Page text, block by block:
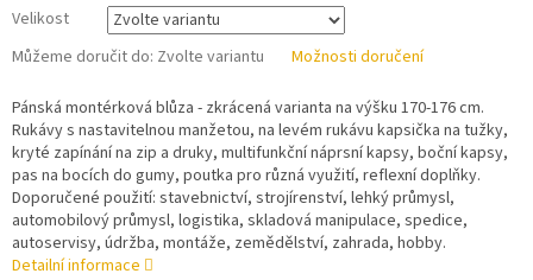
Velikost
Můžeme doručit do: Zvolte variantu Možnosti doručení
Pánská montérková blůza - zkrácená varianta na výšku 170-176 cm.
Rukávy s nastavitelnou manžetou, na levém rukávu kapsička na tužky,
kryté zapínání na zip a druky, multifunkční náprsní kapsy, boční kapsy,
pas na bocích do gumy, poutka pro různá využití, reflexní doplňky.
Doporučené použití: stavebnictví, strojírenství, lehký průmysl,
automobilový průmysl, logistika, skladová manipulace, spedice,
autoservisy, údržba, montáže, zemědělství, zahrada, hobby.
Detailní informace